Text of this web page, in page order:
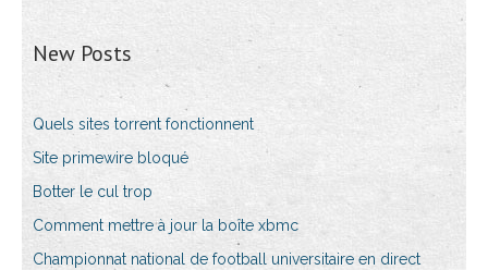
New Posts
Quels sites torrent fonctionnent
Site primewire bloqué
Botter le cul trop
Comment mettre à jour la boîte xbmc
Championnat national de football universitaire en direct